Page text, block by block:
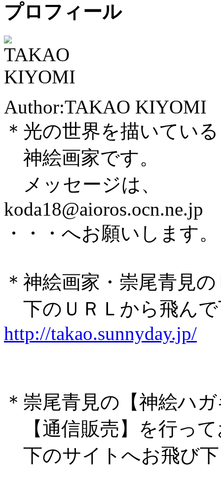
プロフィール
Author:TAKAO KIYOMI
＊光の世界を描いている
神絵画家です。
メッセージは、
koda18@aioros.ocn.ne.jp
・・・へお願いします。
＊神絵画家・崇尾青見
下のＵＲＬから飛ん
http://takao.sunnyday.jp/
＊崇尾青見の【神絵ハ
【通信販売】を行っ
下のサイトへお飛び